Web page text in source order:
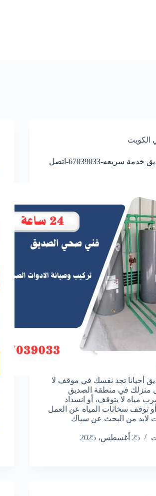
فني صحي الصديق خدمة سريعه-67039033-اتصل
أحيانا تجد نفسك في موقف لا
منزلك في منطقة الصديق
مياه لا يتوقف، أو انسداد
توقف سخانات المياه عن العمل
لابد من البحث عن سباك
25 أغسطس، 2025